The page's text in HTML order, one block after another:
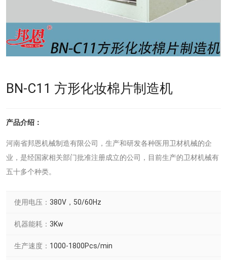
BN-C11 方形化妆棉片制造机
产品介绍：
河南省邦恩机械制造有限公司，生产和研发各种医用卫材机械的企
业，是经国家相关部门批准注册成立的公司，目前生产的卫材机械有
五十多个种类。
使用电压： 380V，50/60Hz
机器能耗： 3Kw
生产速度： 1000-1800Pcs/min